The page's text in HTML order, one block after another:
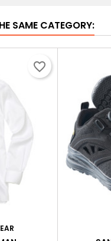
SAME CATEGORY:
favorite_border